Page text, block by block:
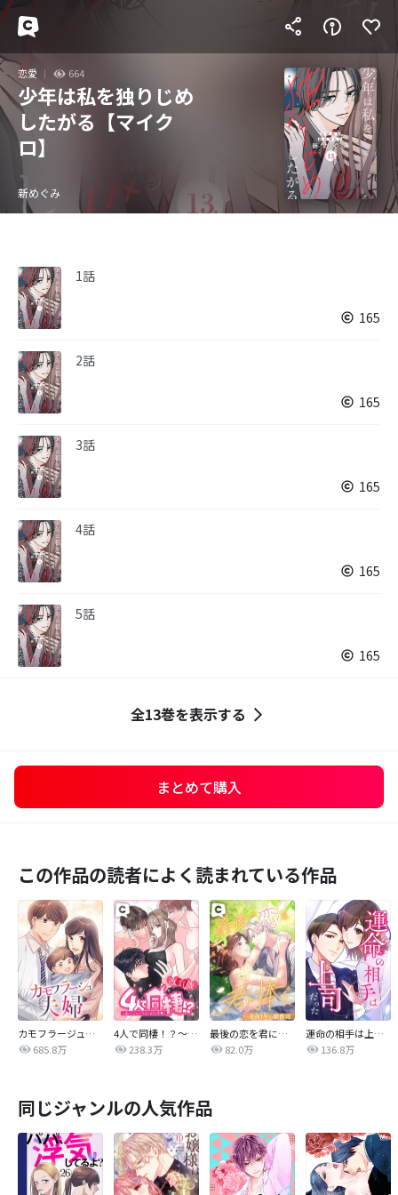
恋愛 664
少年は私を独りじめ
したがる【マイク
ロ】
新めぐみ
1話
165
2話
165
3話
165
4話
165
5話
165
全13巻を表示する
まとめて購入
この作品の読者によく読まれている作品
カモフラージュ夫婦
685.8万
4人で同棲！？～逆ハーレムハウスへようこそ♥～【改訂版】
238.3万
最後の恋を君に捧ぐ～余命1年の御曹司～
82.0万
運命の相手は上司だった
136.8万
同じジャンルの人気作品